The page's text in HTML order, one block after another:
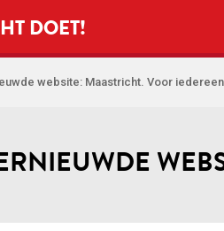
DOET!
website: Maastricht. Voor iedereen